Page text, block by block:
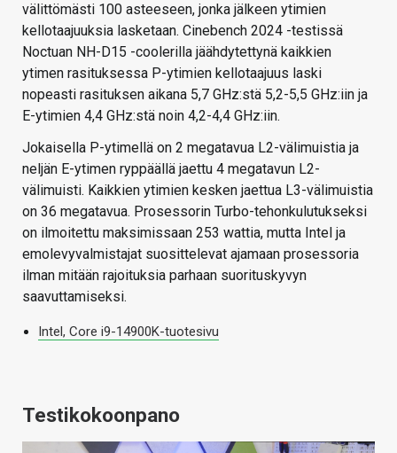
välittömästi 100 asteeseen, jonka jälkeen ytimien
kellotaajuuksia lasketaan. Cinebench 2024 -testissä
Noctuan NH-D15 -coolerilla jäähdytettynä kaikkien
ytimen rasituksessa P-ytimien kellotaajuus laski
nopeasti rasituksen aikana 5,7 GHz:stä 5,2-5,5 GHz:iin ja
E-ytimien 4,4 GHz:stä noin 4,2-4,4 GHz:iin.
Jokaisella P-ytimellä on 2 megatavua L2-välimuistia ja
neljän E-ytimen ryppäällä jaettu 4 megatavun L2-
välimuisti. Kaikkien ytimien kesken jaettua L3-välimuistia
on 36 megatavua. Prosessorin Turbo-tehonkulutukseksi
on ilmoitettu maksimissaan 253 wattia, mutta Intel ja
emolevyvalmistajat suosittelevat ajamaan prosessoria
ilman mitään rajoituksia parhaan suorituskyvyn
saavuttamiseksi.
Intel, Core i9-14900K-tuotesivu
Testikokoonpano